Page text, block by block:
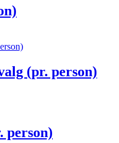
(pr. person)
person)